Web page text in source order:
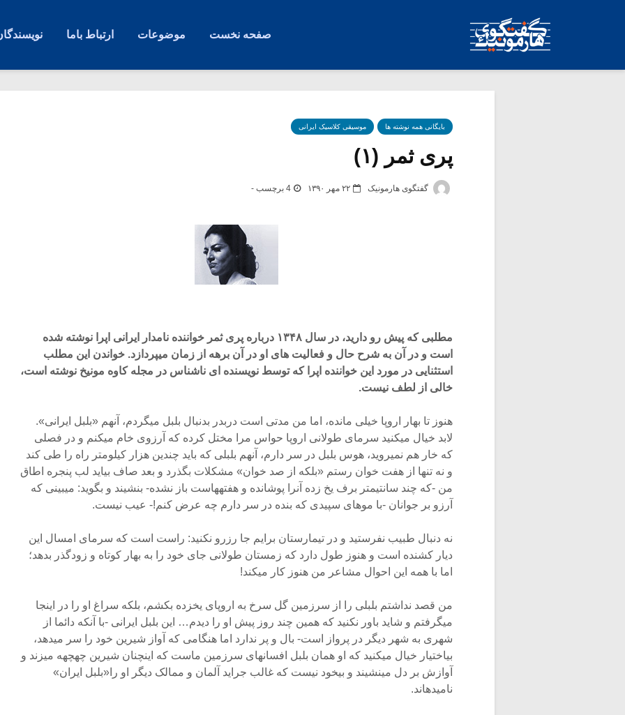
صفحه نخست موضوعات ارتباط باما
بایگانی همه نوشته ها موسیقی کلاسیک ایرانی
پری ثمر (۱)
گفتگوی هارمونیک ۲۲ مهر ۱۳۹۰ 4 برچسب -
مطلبی که پیش رو دارید، در سال ۱۳۴۸ درباره پری ثمر خواننده نامدار ایرانی اپرا نوشته شده
است و در آن به شرح حال و فعالیت های او در آن برهه از زمان میپردازد. خواندن این مطلب
استثنایی در مورد این خواننده اپرا که توسط نویسنده ای ناشناس در مجله کاوه مونیخ نوشته است،
خالی از لطف نیست.
هنوز تا بهار اروپا خیلی مانده، اما من مدتی است دربدر بدنبال بلبل می‏گردم، آنهم «بلبل ایرانی».
لابد خیال‏ می‏کنید سرمای طولانی اروپا حواس مرا مختل کرده که آرزوی خام می‏کنم و در فصلی
که خار هم نمی‏روید، هوس بلبل در سر دارم، آنهم بلبلی که باید چندین هزار کیلومتر راه را طی کند
و نه تنها از هفت خوان رستم «بلکه از صد خوان» مشکلات بگذرد و بعد صاف بیاید لب پنجره اطاق
من -که چند سانتیمتر برف یخ زده آنرا پوشانده و هفته‏هاست باز نشده- بنشیند و بگوید: می‏بینی که
آرزو بر جوانان -با موهای سپیدی که بنده در سر دارم چه عرض کنم!- عیب‏ نیست.
نه دنبال طبیب نفرستید و در تیمارستان برایم جا رزرو نکنید: راست است که سرمای امسال این
دیار کشنده است و هنوز طول دارد که زمستان طولانی جای خود را به بهار کوتاه و زودگذر بدهد؛
اما با همه این احوال‏ مشاعر من هنوز کار می‏کند!
من قصد نداشتم بلبلی را از سرزمین گل سرخ به اروپای یخ‏زده بکشم، بلکه سراغ او را در اینجا
می‏گرفتم و شاید باور نکنید که همین چند روز پیش او را دیدم… این بلبل ایرانی -با آنکه دائما از
شهری به شهر دیگر در پرواز است- بال و پر ندارد اما هنگامی که آواز شیرین خود را سر می‏دهد،
بی‏اختیار خیال می‏کنید که او همان‏ بلبل افسانه‏ای سرزمین ماست که اینچنان شیرین چهچهه میزند و
آوازش بر دل می‏نشیند و بی‏خود نیست که غالب‏ جراید آلمان و ممالک دیگر او را«بلبل ایران»
نامیده‏اند.